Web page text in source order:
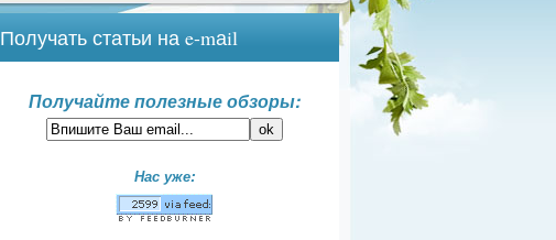
Получать статьи на e-mаil
Получайте полезные обзоры:
Нас уже: